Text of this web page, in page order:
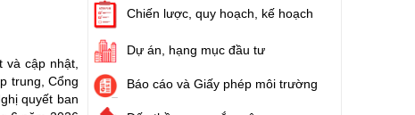
cập nhật,
trung, Cổng
quyết ban
Chiến lược, quy hoạch, kế hoạch
Dự án, hạng mục đầu tư
Báo cáo và Giấy phép môi trường